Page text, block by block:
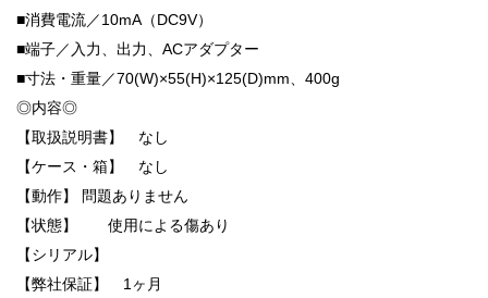
■消費電流／10mA（DC9V）
■端子／入力、出力、ACアダプター
■寸法・重量／70(W)×55(H)×125(D)mm、400g
◎内容◎
【取扱説明書】 なし
【ケース・箱】 なし
【動作】 問題ありません
【状態】 使用による傷あり
【シリアル】
【弊社保証】 1ヶ月